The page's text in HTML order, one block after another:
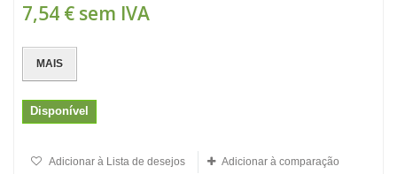
7,54 € sem IVA
MAIS
Disponível
Adicionar à Lista de desejos Adicionar à comparação